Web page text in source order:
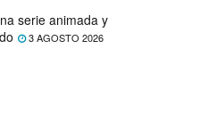
serie animada y
3 AGOSTO 2026